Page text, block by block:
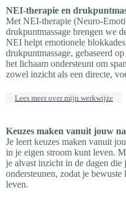
NEI-therapie en
Met NEI-therapie (Neuro-
drukpuntmassage brengen we
NEI helpt emotionele
drukpuntmassage, gebaseerd
het lichaam ondersteunt om
zowel inzicht als een directe,
Lees meer over mijn werkwijze
Keuzes maken vanuit jouw
Je leert keuzes maken vanuit
in je eigen stroom kunt leven.
je alvast inzicht in de dagen
ondersteunen, zodat je
leven.